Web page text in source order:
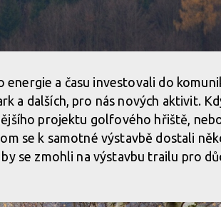
a času investovali do
a dalších, pro nás nových aktivit.
projektu golfového hřiště,
se k samotné výstavbě dostali
se zmohli na výstavbu trailu pro